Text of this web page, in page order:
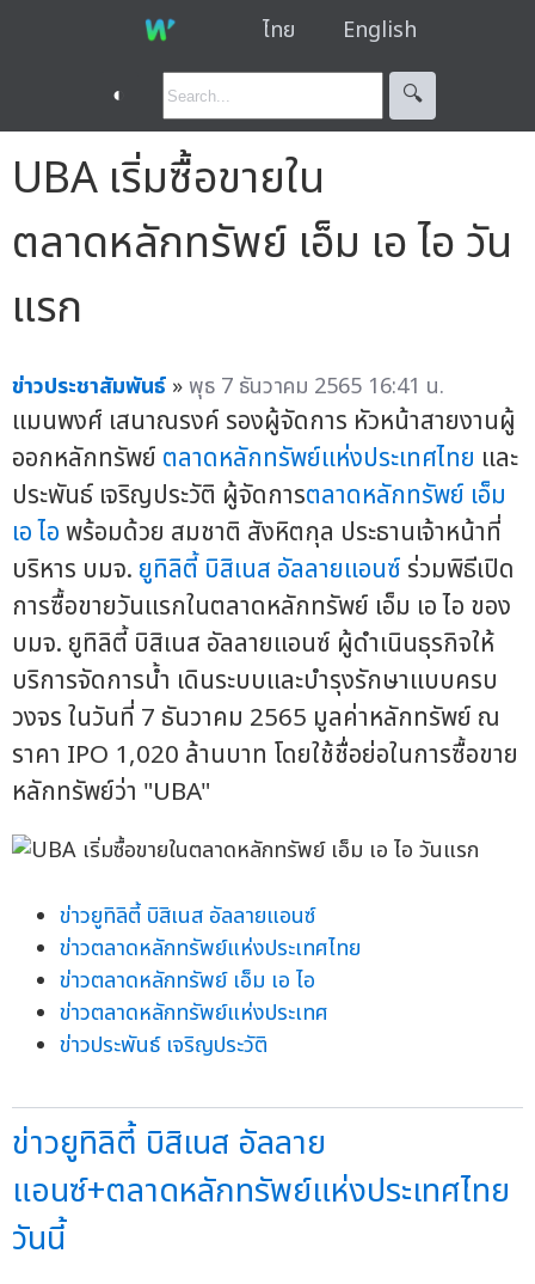
ไทย English
◐ 🔍︎
UBA เริ่มซื้อขายใน
ตลาดหลักทรัพย์ เอ็ม เอ ไอ วัน
แรก
ข่าวประชาสัมพันธ์ »พุธ 7 ธันวาคม 2565 16:41 น.
แมนพงศ์ เสนาณรงค์ รองผู้จัดการ หัวหน้าสายงานผู้
ออกหลักทรัพย์ ตลาดหลักทรัพย์แห่งประเทศไทย และ
ประพันธ์ เจริญประวัติ ผู้จัดการตลาดหลักทรัพย์ เอ็ม
เอ ไอ พร้อมด้วย สมชาติ สังหิตกุล ประธานเจ้าหน้าที่
บริหาร บมจ. ยูทิลิตี้ บิสิเนส อัลลายแอนซ์ ร่วมพิธีเปิด
การซื้อขายวันแรกในตลาดหลักทรัพย์ เอ็ม เอ ไอ ของ
บมจ. ยูทิลิตี้ บิสิเนส อัลลายแอนซ์ ผู้ดำเนินธุรกิจให้
บริการจัดการน้ำ เดินระบบและบำรุงรักษาแบบครบ
วงจร ในวันที่ 7 ธันวาคม 2565 มูลค่าหลักทรัพย์ ณ
ราคา IPO 1,020 ล้านบาท โดยใช้ชื่อย่อในการซื้อขาย
หลักทรัพย์ว่า "UBA"
ข่าวยูทิลิตี้ บิสิเนส อัลลายแอนซ์
ข่าวตลาดหลักทรัพย์แห่งประเทศไทย
ข่าวตลาดหลักทรัพย์ เอ็ม เอ ไอ
ข่าวตลาดหลักทรัพย์แห่งประเทศ
ข่าวประพันธ์ เจริญประวัติ
ข่าวยูทิลิตี้ บิสิเนส อัลลาย
แอนซ์+ตลาดหลักทรัพย์แห่งประเทศไทย
วันนี้